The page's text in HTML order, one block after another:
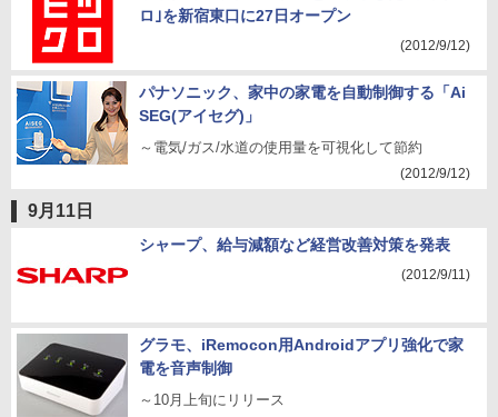
ロ｣を新宿東口に27日オープン
(2012/9/12)
パナソニック、家中の家電を自動制御する「Ai
SEG(アイセグ)」
～電気/ガス/水道の使用量を可視化して節約
(2012/9/12)
9月11日
シャープ、給与減額など経営改善対策を発表
(2012/9/11)
グラモ、iRemocon用Androidアプリ強化で家
電を音声制御
～10月上旬にリリース